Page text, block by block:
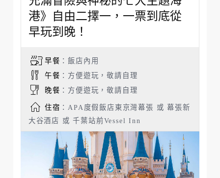
港》自由二擇一，一票到底從
早玩到晚！
早餐 ：飯店內用
午餐 ：方便遊玩，敬請自理
晚餐 ：方便遊玩，敬請自理
住宿 ：APA度假飯店東京灣幕張 或 幕張新
大谷酒店 或 千葉站前Vessel Inn